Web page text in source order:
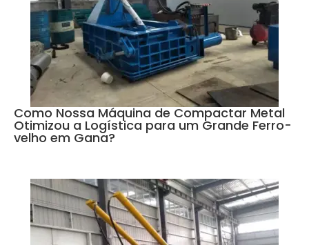
Como Nossa Máquina de Compactar Metal
Otimizou a Logística para um Grande Ferro-
velho em Gana?